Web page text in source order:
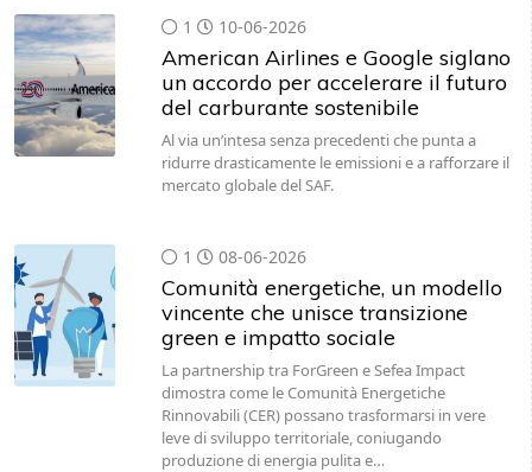
1 10-06-2026
American Airlines e Google siglano
un accordo per accelerare il futuro
del carburante sostenibile
Al via un’intesa senza precedenti che punta a
ridurre drasticamente le emissioni e a rafforzare il
mercato globale del SAF.
1 08-06-2026
Comunità energetiche, un modello
vincente che unisce transizione
green e impatto sociale
La partnership tra ForGreen e Sefea Impact
dimostra come le Comunità Energetiche
Rinnovabili (CER) possano trasformarsi in vere
leve di sviluppo territoriale, coniugando
produzione di energia pulita e…